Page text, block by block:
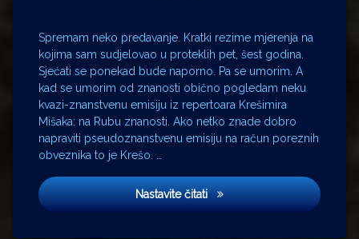
Spremam neko predavanje. Kratki rezime mjerenja na
kojima sam sudjelovao u proteklih pet, šest godina.
Sjećati se ponekad bude naporno. Pa se umorim. A
kad se umorim od znanosti obično pogledam neku
kvazi-znanstvenu emisiju iz repertoara Krešimira
Mišaka: na Rubu znanosti. Ako netko znade dobro
napraviti pseudoznanstvenu emisiju na račun poreznih
obveznika to je Krešo. …
Nastavite čitatiSoVa